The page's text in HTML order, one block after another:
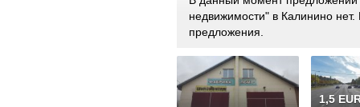
недвижимости" в Калинино
предложения.
1,5